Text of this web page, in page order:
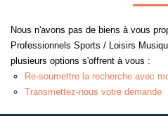
À
Créer une alerte
Nous n'avons pas de biens à vous
Professionnels Sports / Loisirs
plusieurs options s'offrent à vous :
Re-soumettre la recherche avec
Transmettez-nous votre demande